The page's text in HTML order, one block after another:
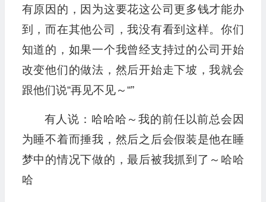
有原因的，因为这要花这公司更多钱才能办
到，而在其他公司，我没有看到这样。你们
知道的，如果一个我曾经支持过的公司开始
改变他们的做法，然后开始走下坡，我就会
跟他们说“再见不见～“”
有人说：哈哈哈～我的前任以前总会因
为睡不着而捶我，然后之后会假装是他在睡
梦中的情况下做的，最后被我抓到了～哈哈
哈